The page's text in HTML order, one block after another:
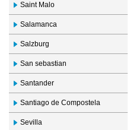
Saint Malo
Salamanca
Salzburg
San sebastian
Santander
Santiago de Compostela
Sevilla